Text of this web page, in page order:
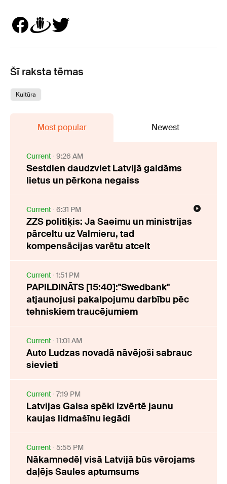
Šī raksta tēmas
Kultūra
Most popular Newest
Current 9:26 AM
Sestdien daudzviet Latvijā gaidāms
lietus un pērkona negaiss
Current 6:31 PM
ZZS politiķis: Ja Saeimu un ministrijas
pārceltu uz Valmieru, tad
kompensācijas varētu atcelt
Current 1:51 PM
PAPILDINĀTS [15:40]:"Swedbank"
atjaunojusi pakalpojumu darbību pēc
tehniskiem traucējumiem
Current 11:01 AM
Auto Ludzas novadā nāvējoši sabrauc
sievieti
Current 7:19 PM
Latvijas Gaisa spēki izvērtē jaunu
kaujas lidmašīnu iegādi
Current 5:55 PM
Nākamnedēļ visā Latvijā būs vērojams
daļējs Saules aptumsums